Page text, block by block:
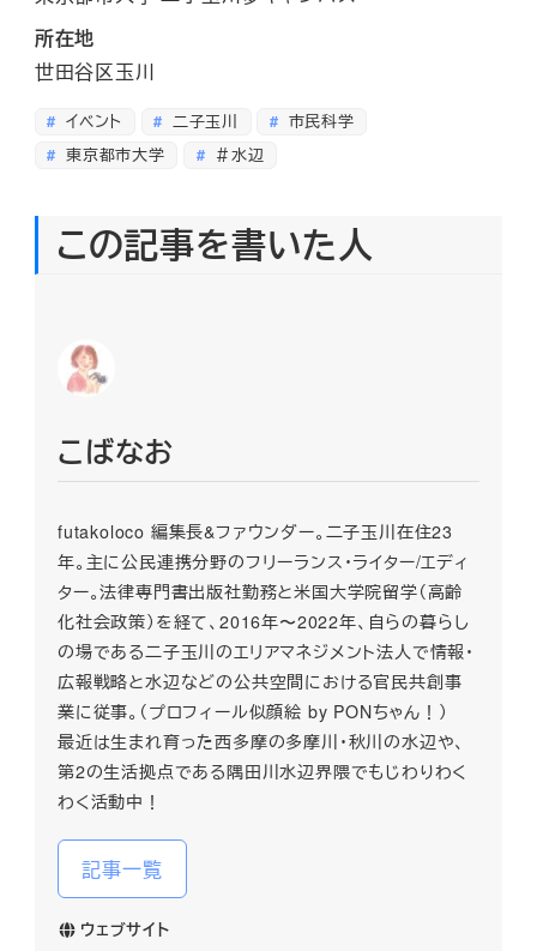
所在地
世田谷区玉川
イベント 二子玉川
市民科学
東京都市大学
＃水辺
この記事を書いた人
こばなお
futakoloco 編集長&ファウンダー。二子玉川在住23
年。主に公民連携分野のフリーランス・ライター/エディ
ター。法律専門書出版社勤務と米国大学院留学（高齢
化社会政策）を経て、2016年〜2022年、自らの暮らし
の場である二子玉川のエリアマネジメント法人で情報・
広報戦略と水辺などの公共空間における官民共創事
業に従事。（プロフィール似顔絵 by PONちゃん！）
最近は生まれ育った西多摩の多摩川・秋川の水辺や、
第2の生活拠点である隅田川水辺界隈でもじわりわく
わく活動中！
記事一覧
ウェブサイト